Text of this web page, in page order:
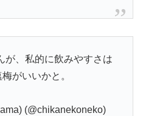
が、私的に飲みやすさは
がいいかと。
(@chikanekoneko)